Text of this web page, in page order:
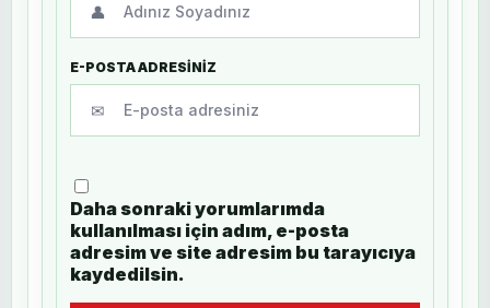
👤
E-POSTA ADRESİNİZ
✉
Daha sonraki yorumlarımda
kullanılması için adım, e-posta
adresim ve site adresim bu tarayıcıya
kaydedilsin.